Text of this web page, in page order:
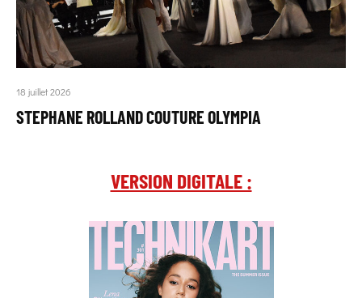
18 juillet 2026
STEPHANE ROLLAND COUTURE OLYMPIA
VERSION DIGITALE :